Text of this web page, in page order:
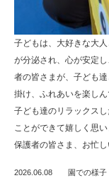
子どもは、大好きな大
が分泌され、心が安定
者の皆さまが、子ども
掛け、ふれあいを楽し
子ども達のリラックス
ことができて嬉しく思
保護者の皆さま、お忙
2026.06.08 園での様子